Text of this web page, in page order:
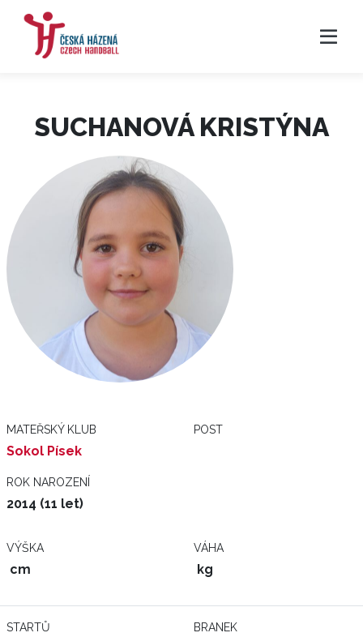
SUCHANOVÁ KRISTÝNA
MATEŘSKÝ KLUB
Sokol Písek
POST
ROK NAROZENÍ
2014 (11 let)
VÝŠKA
cm
VÁHA
kg
STARTŮ BRANEK